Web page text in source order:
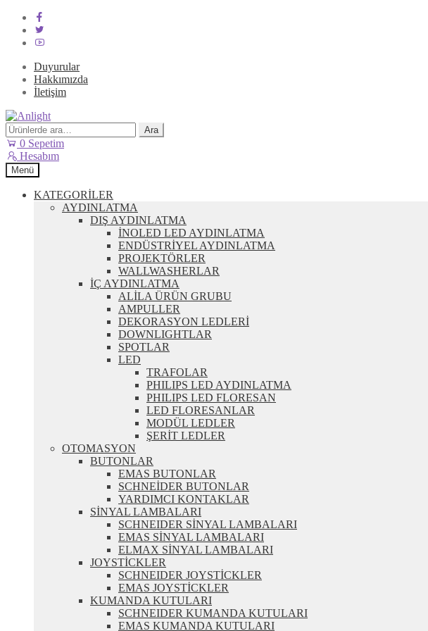
Duyurular
Hakkımızda
İletişim
Dolaşıma
geç
İçeriğe
geç
Ara: Ara
0 Sepetim
Hesabım
Menü
KATEGORİLER
AYDINLATMA
DIŞ AYDINLATMA
İNOLED LED AYDINLATMA
ENDÜSTRİYEL AYDINLATMA
PROJEKTÖRLER
WALLWASHERLAR
İÇ AYDINLATMA
ALİLA ÜRÜN GRUBU
AMPULLER
DEKORASYON LEDLERİ
DOWNLIGHTLAR
SPOTLAR
LED
TRAFOLAR
PHILIPS LED AYDINLATMA
PHILIPS LED FLORESAN
LED FLORESANLAR
MODÜL LEDLER
ŞERİT LEDLER
OTOMASYON
BUTONLAR
EMAS BUTONLAR
SCHNEİDER BUTONLAR
YARDIMCI KONTAKLAR
SİNYAL LAMBALARI
SCHNEIDER SİNYAL LAMBALARI
EMAS SİNYAL LAMBALARI
ELMAX SİNYAL LAMBALARI
JOYSTİCKLER
SCHNEIDER JOYSTİCKLER
EMAS JOYSTİCKLER
KUMANDA KUTULARI
SCHNEIDER KUMANDA KUTULARI
EMAS KUMANDA KUTULARI